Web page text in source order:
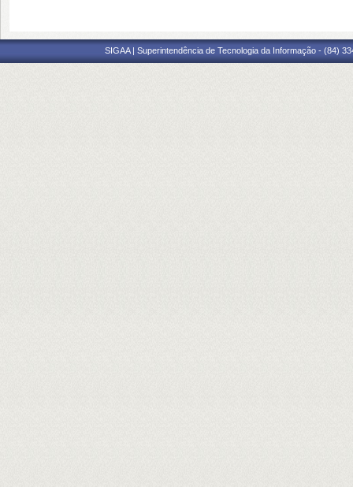
SIGAA | Superintendência de Tecnologia da Informação - (84)